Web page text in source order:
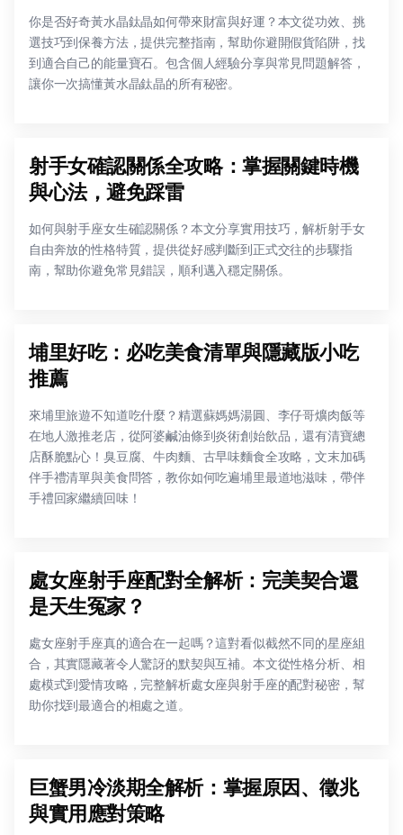
你是否好奇黃水晶鈦晶如何帶來財富與好運？本文從功效、挑
選技巧到保養方法，提供完整指南，幫助你避開假貨陷阱，找
到適合自己的能量寶石。包含個人經驗分享與常見問題解答，
讓你一次搞懂黃水晶鈦晶的所有秘密。
射手女確認關係全攻略：掌握關鍵時機
與心法，避免踩雷
如何與射手座女生確認關係？本文分享實用技巧，解析射手女
自由奔放的性格特質，提供從好感判斷到正式交往的步驟指
南，幫助你避免常見錯誤，順利邁入穩定關係。
埔里好吃：必吃美食清單與隱藏版小吃
推薦
來埔里旅遊不知道吃什麼？精選蘇媽媽湯圓、李仔哥爌肉飯等
在地人激推老店，從阿婆鹹油條到炎術創始飲品，還有清寶總
店酥脆點心！臭豆腐、牛肉麵、古早味麵食全攻略，文末加碼
伴手禮清單與美食問答，教你如何吃遍埔里最道地滋味，帶伴
手禮回家繼續回味！
處女座射手座配對全解析：完美契合還
是天生冤家？
處女座射手座真的適合在一起嗎？這對看似截然不同的星座組
合，其實隱藏著令人驚訝的默契與互補。本文從性格分析、相
處模式到愛情攻略，完整解析處女座與射手座的配對秘密，幫
助你找到最適合的相處之道。
巨蟹男冷淡期全解析：掌握原因、徵兆
與實用應對策略